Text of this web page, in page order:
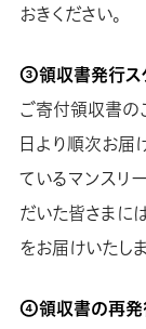
おきください。
③領収書発行ス
ご寄付領収書の
日より順次お届
ているマンスリ
だいた皆さまに
をお届けいたしま
④領収書の再発